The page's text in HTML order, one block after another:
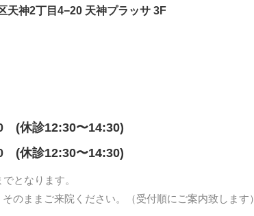
天神2丁目4−20 天神プラッサ 3F
(休診12:30〜14:30)
(休診12:30〜14:30)
となります。
のままご来院ください。（受付順にご案内致します）